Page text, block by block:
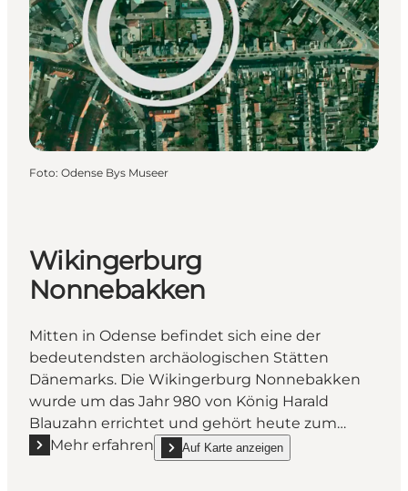
Foto: Odense Bys Museer
Wikingerburg
Nonnebakken
Mitten in Odense befindet sich eine der
bedeutendsten archäologischen Stätten
Dänemarks. Die Wikingerburg Nonnebakken
wurde um das Jahr 980 von König Harald
Blauzahn errichtet und gehört heute zum…
Mehr erfahren
Mehr erfahren "Wikingerburg Nonnebakken"
Auf Karte anzeigen
show Wikingerburg Nonnebakken on_map